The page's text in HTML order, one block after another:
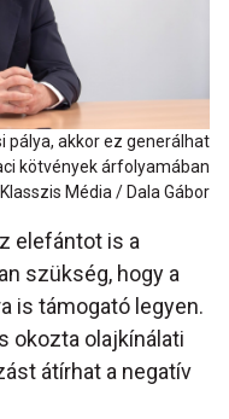
pálya, akkor ez generálhat
kötvények árfolyamában
Média / Dala Gábor
elefántot is a
szükség, hogy a
is támogató legyen.
okozta olajkínálati
átírhat a negatív